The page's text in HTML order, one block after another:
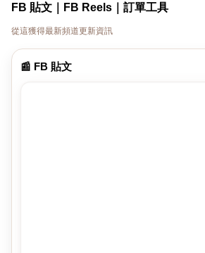
FB 貼文｜FB Reels｜訂單工具
從這獲得最新頻道更新資訊
📰 FB 貼文